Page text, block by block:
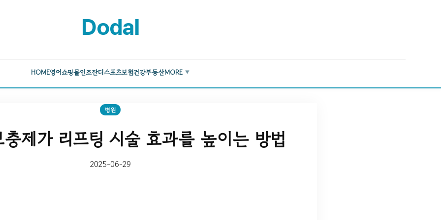
Dodal
HOME영어쇼핑몰인조잔디스포츠보험건강부동산MORE ▼
병원
제가 리프팅 시술 효과를 높이는 방법
2025-06-29